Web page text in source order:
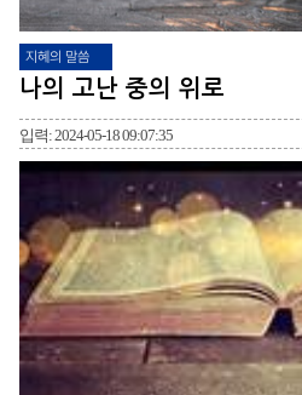
지혜의 말씀
나의 고난 중의 위로
입력: 2024-05-18 09:07:35